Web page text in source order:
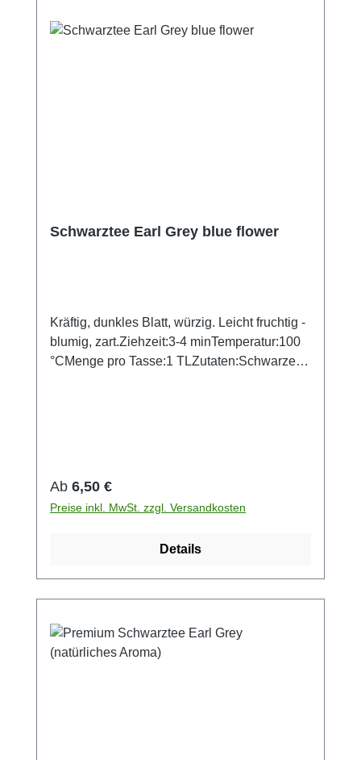
Schwarztee Earl Grey blue flower
Kräftig, dunkles Blatt, würzig. Leicht fruchtig -
blumig, zart.Ziehzeit:3-4 minTemperatur:100
°CMenge pro Tasse:1 TLZutaten:Schwarzer
Regulärer Preis:
Ab 6,50 €
Preise inkl. MwSt. zzgl. Versandkosten
Details